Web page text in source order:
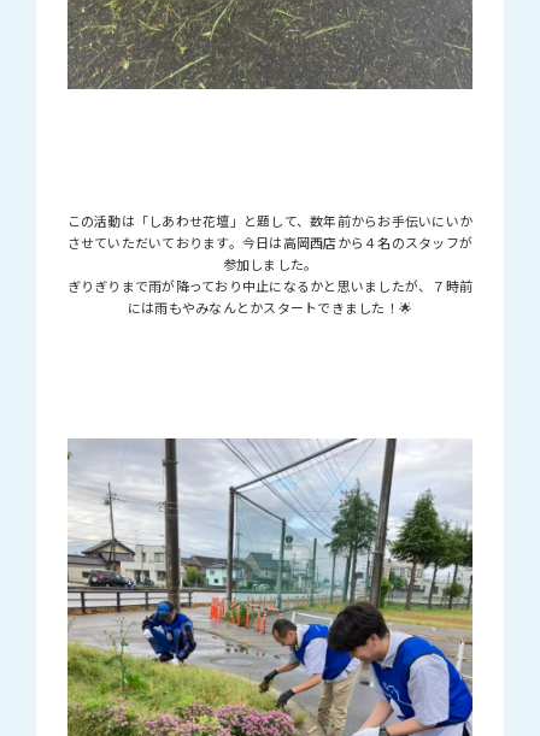
この活動は「しあわせ花壇」と題して、数年前からお手伝いにいか
させていただいております。今日は高岡西店から４名のスタッフが
参加しました。
ぎりぎりまで雨が降っており中止になるかと思いましたが、７時前
には雨もやみなんとかスタートできました！🌟